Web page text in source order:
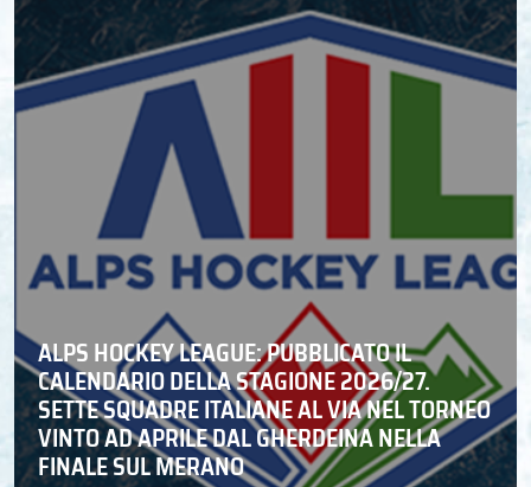
ALPS HOCKEY LEAGUE: PUBBLICATO IL
CALENDARIO DELLA STAGIONE 2026/27.
SETTE SQUADRE ITALIANE AL VIA NEL TORNEO
VINTO AD APRILE DAL GHERDEINA NELLA
FINALE SUL MERANO